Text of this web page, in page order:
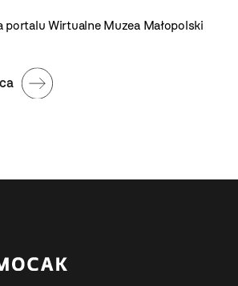
portalu Wirtualne Muzea Małopolski